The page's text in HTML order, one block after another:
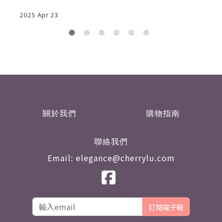
2025 Apr 23
關於我們 購物指南
聯絡我們
Email: elegance@cherrylu.com
訂閱電子報